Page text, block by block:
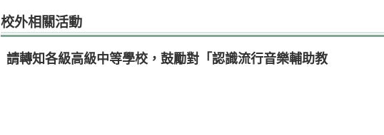
校外相關活動
請轉知各級高級中等學校，鼓勵對「認識流行音樂輔助教